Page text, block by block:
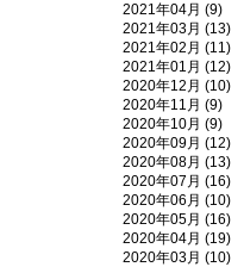
2021年04月 (9)
2021年03月 (13)
2021年02月 (11)
2021年01月 (12)
2020年12月 (10)
2020年11月 (9)
2020年10月 (9)
2020年09月 (12)
2020年08月 (13)
2020年07月 (16)
2020年06月 (10)
2020年05月 (16)
2020年04月 (19)
2020年03月 (10)